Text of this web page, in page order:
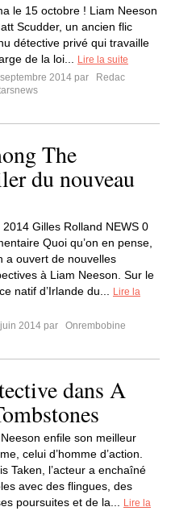
le 15 octobre ! Liam Neeson
Scudder, un ancien flic
détective privé qui travaille
de la loi...
Lire la suite
2014 par
Redac
The
du nouveau
2014 Gilles Rolland NEWS 0
Quoi qu’on en pense,
a ouvert de nouvelles
à Liam Neeson. Sur le
natif d’Irlande du...
Lire la
2014 par
Onrembobine
dans A
enfile son meilleur
celui d’homme d’action.
Taken, l’acteur a enchaîné
avec des flingues, des
poursuites et de la...
Lire la